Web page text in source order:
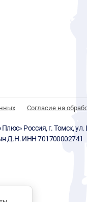
Согласие на
Россия, г. Томск,
Д.Н. ИНН 701700002741